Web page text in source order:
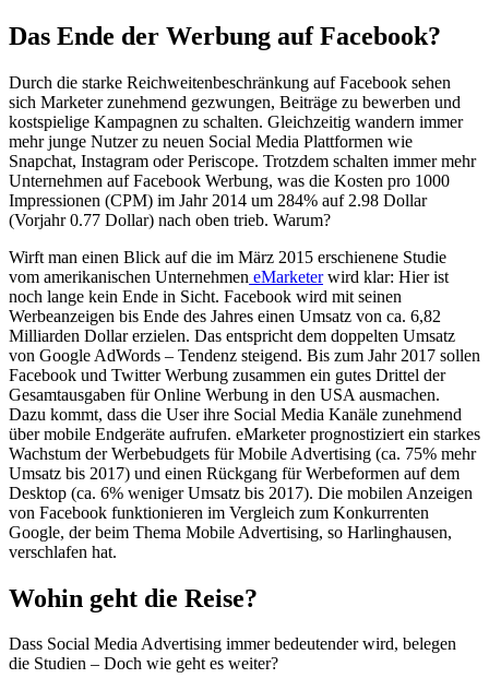
Das Ende der Werbung auf Facebook?
Durch die starke Reichweitenbeschränkung auf Facebook sehen
sich Marketer zunehmend gezwungen, Beiträge zu bewerben und
kostspielige Kampagnen zu schalten. Gleichzeitig wandern immer
mehr junge Nutzer zu neuen Social Media Plattformen wie
Snapchat, Instagram oder Periscope. Trotzdem schalten immer mehr
Unternehmen auf Facebook Werbung, was die Kosten pro 1000
Impressionen (CPM) im Jahr 2014 um 284% auf 2.98 Dollar
(Vorjahr 0.77 Dollar) nach oben trieb. Warum?
Wirft man einen Blick auf die im März 2015 erschienene Studie
vom amerikanischen Unternehmen eMarketerwird klar: Hier ist
noch lange kein Ende in Sicht. Facebook wird mit seinen
Werbeanzeigen bis Ende des Jahres einen Umsatz von ca. 6,82
Milliarden Dollar erzielen. Das entspricht dem doppelten Umsatz
von Google AdWords – Tendenz steigend. Bis zum Jahr 2017 sollen
Facebook und Twitter Werbung zusammen ein gutes Drittel der
Gesamtausgaben für Online Werbung in den USA ausmachen.
Dazu kommt, dass die User ihre Social Media Kanäle zunehmend
über mobile Endgeräte aufrufen. eMarketer prognostiziert ein starkes
Wachstum der Werbebudgets für Mobile Advertising (ca. 75% mehr
Umsatz bis 2017) und einen Rückgang für Werbeformen auf dem
Desktop (ca. 6% weniger Umsatz bis 2017). Die mobilen Anzeigen
von Facebook funktionieren im Vergleich zum Konkurrenten
Google, der beim Thema Mobile Advertising, so Harlinghausen,
verschlafen hat.
Wohin geht die Reise?
Dass Social Media Advertising immer bedeutender wird, belegen
die Studien – Doch wie geht es weiter?